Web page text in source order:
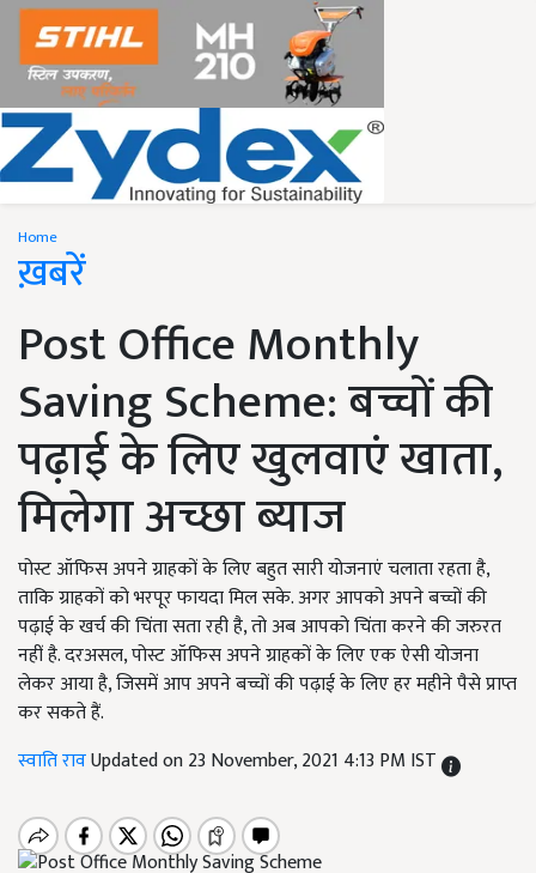
Home
ख़बरें
Post Office Monthly
Saving Scheme: बच्चों की
पढ़ाई के लिए खुलवाएं खाता,
मिलेगा अच्छा ब्याज
पोस्ट ऑफिस अपने ग्राहकों के लिए बहुत सारी योजनाएं चलाता रहता है,
ताकि ग्राहकों को भरपूर फायदा मिल सके. अगर आपको अपने बच्चों की
पढ़ाई के खर्च की चिंता सता रही है, तो अब आपको चिंता करने की जरुरत
नहीं है. दरअसल, पोस्ट ऑफिस अपने ग्राहकों के लिए एक ऐसी योजना
लेकर आया है, जिसमें आप अपने बच्चों की पढ़ाई के लिए हर महीने पैसे प्राप्त
कर सकते हैं.
स्वाति रावUpdated on 23 November, 2021 4:13 PM IST